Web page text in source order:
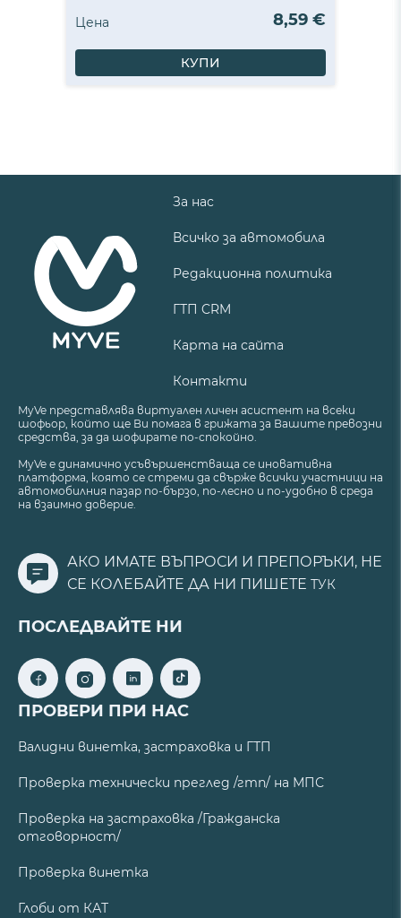
Цена 8,59 €
КУПИ
За нас
Всичко за автомобила
Редакционна политика
ГТП CRM
Карта на сайта
Контакти
MyVe представлява виртуален личен асистент на всеки
шофьор, който ще Ви помага в грижата за Вашите превозни
средства, за да шофирате по-спокойно.
MyVe е динамично усъвършенстваща се иновативна
платформа, която се стреми да свърже всички участници на
автомобилния пазар по-бързо, по-лесно и по-удобно в среда
на взаимно доверие.
АКО ИМАТЕ ВЪПРОСИ И ПРЕПОРЪКИ, НЕ
СЕ КОЛЕБАЙТЕ ДА НИ ПИШЕТЕ ТУК
ПОСЛЕДВАЙТЕ НИ
ПРОВЕРИ ПРИ НАС
Валидни винетка, застраховка и ГТП
Проверка технически преглед /гтп/ на МПС
Проверка на застраховка /Гражданска
отговорност/
Проверка винетка
Глоби от КАТ